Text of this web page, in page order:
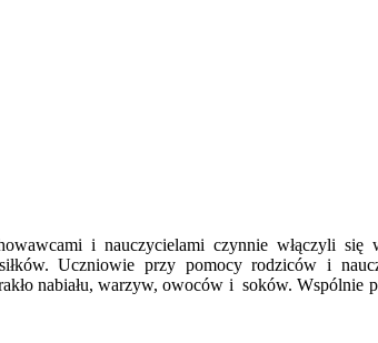
i nauczycielami czynnie włączyli się
Uczniowie przy pomocy rodziców i
nabiału, warzyw, owoców i soków. Wspólnie